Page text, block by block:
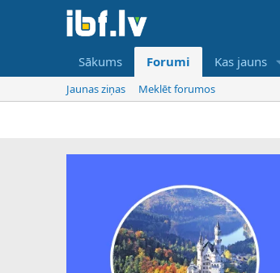
Sākums Forumi Kas jauns
Jaunas ziņas Meklēt forumos